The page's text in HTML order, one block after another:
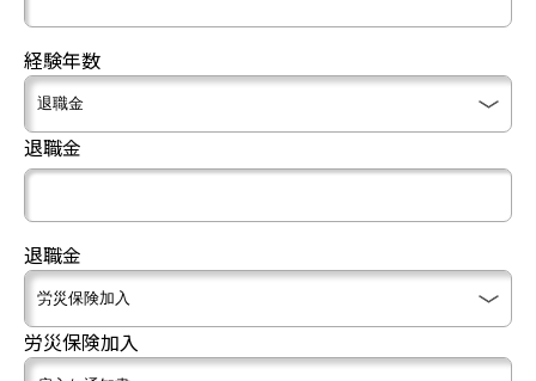
経験年数
退職金
退職金
労災保険加入